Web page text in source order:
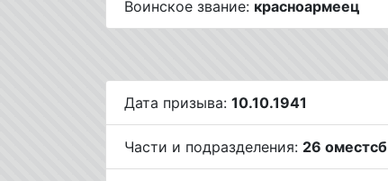
Воинское звание: красноармеец
Дата призыва: 10.10.1941
Части и подразделения: 26 оместсб